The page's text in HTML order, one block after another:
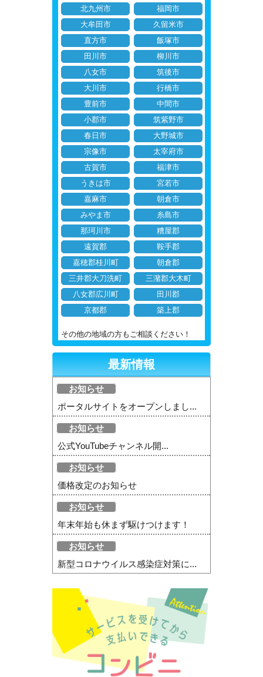
北九州市
福岡市
大牟田市
久留米市
直方市
飯塚市
田川市
柳川市
八女市
筑後市
大川市
行橋市
豊前市
中間市
小郡市
筑紫野市
春日市
大野城市
宗像市
太宰府市
古賀市
福津市
うきは市
宮若市
嘉麻市
朝倉市
みやま市
糸島市
那珂川市
糟屋郡
遠賀郡
鞍手郡
嘉穂郡桂川町
朝倉郡
三井郡大刀洗町
三潴郡大木町
八女郡広川町
田川郡
京都郡
築上郡
その他の地域の方もご相談ください！
最新情報
お知らせ
ポータルサイトをオープンしまし...
お知らせ
公式YouTubeチャンネル開...
お知らせ
価格改定のお知らせ
お知らせ
年末年始も休まず駆けつけます！
お知らせ
新型コロナウイルス感染症対策に...